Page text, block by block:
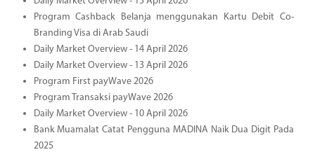
Program Cashback Belanja menggunakan Kartu Debit Co-
Branding Visa di Arab Saudi
Daily Market Overview - 14 April 2026
Daily Market Overview - 13 April 2026
Program First payWave 2026
Program Transaksi payWave 2026
Daily Market Overview - 10 April 2026
Bank Muamalat Catat Pengguna MADINA Naik Dua Digit Pada
2025